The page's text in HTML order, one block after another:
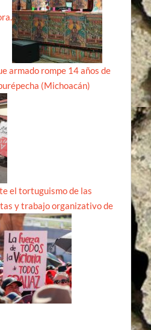
armado rompe 14 años de
(Michoacán)
el tortuguismo de las
y trabajo organizativo de